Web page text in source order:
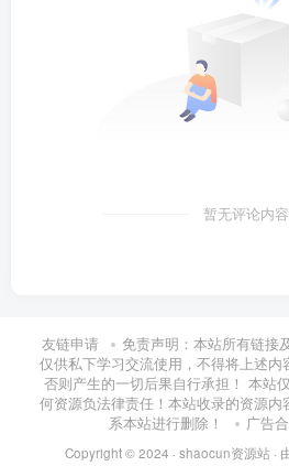
暂无评论内容
友链申请
免责声明：本站所有链接
仅供私下学习交流使用，不得将上述内
否则产生的一切后果自行承担！ 本站
何资源负法律责任！本站收录的资源
系本站进行删除！
广告
Copyright © 2024 · shaocun资源站 ·